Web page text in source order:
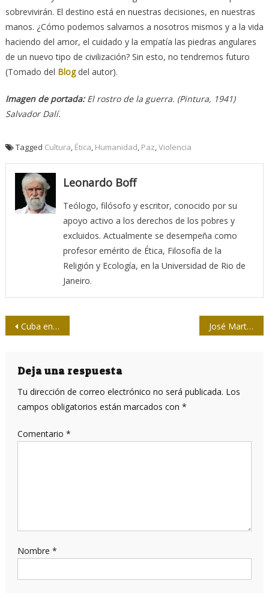
sobrevivirán. El destino está en nuestras decisiones, en nuestras
manos. ¿Cómo podemos salvarnos a nosotros mismos y a la vida
haciendo del amor, el cuidado y la empatía las piedras angulares
de un nuevo tipo de civilización? Sin esto, no tendremos futuro
(Tomado del Blogdel autor).
Imagen de portada:El rostro de la guerra. (Pintura, 1941)
Salvador Dalí.
Tagged Cultura, Ética, Humanidad, Paz,Violencia
Leonardo Boff
Teólogo, filósofo y escritor, conocido por su
apoyo activo a los derechos de los pobres y
excluidos. Actualmente se desempeña como
profesor emérito de Ética, Filosofía de la
Religión y Ecología, en la Universidad de Rio de
Janeiro.
Navegación
entradas
Cuba en el corazón José Martí y “lo imposible” (II y final)
Deja una respuesta
Tu dirección de correo electrónico no será publicada. Los
campos obligatorios están marcados con *
Comentario *
Nombre *